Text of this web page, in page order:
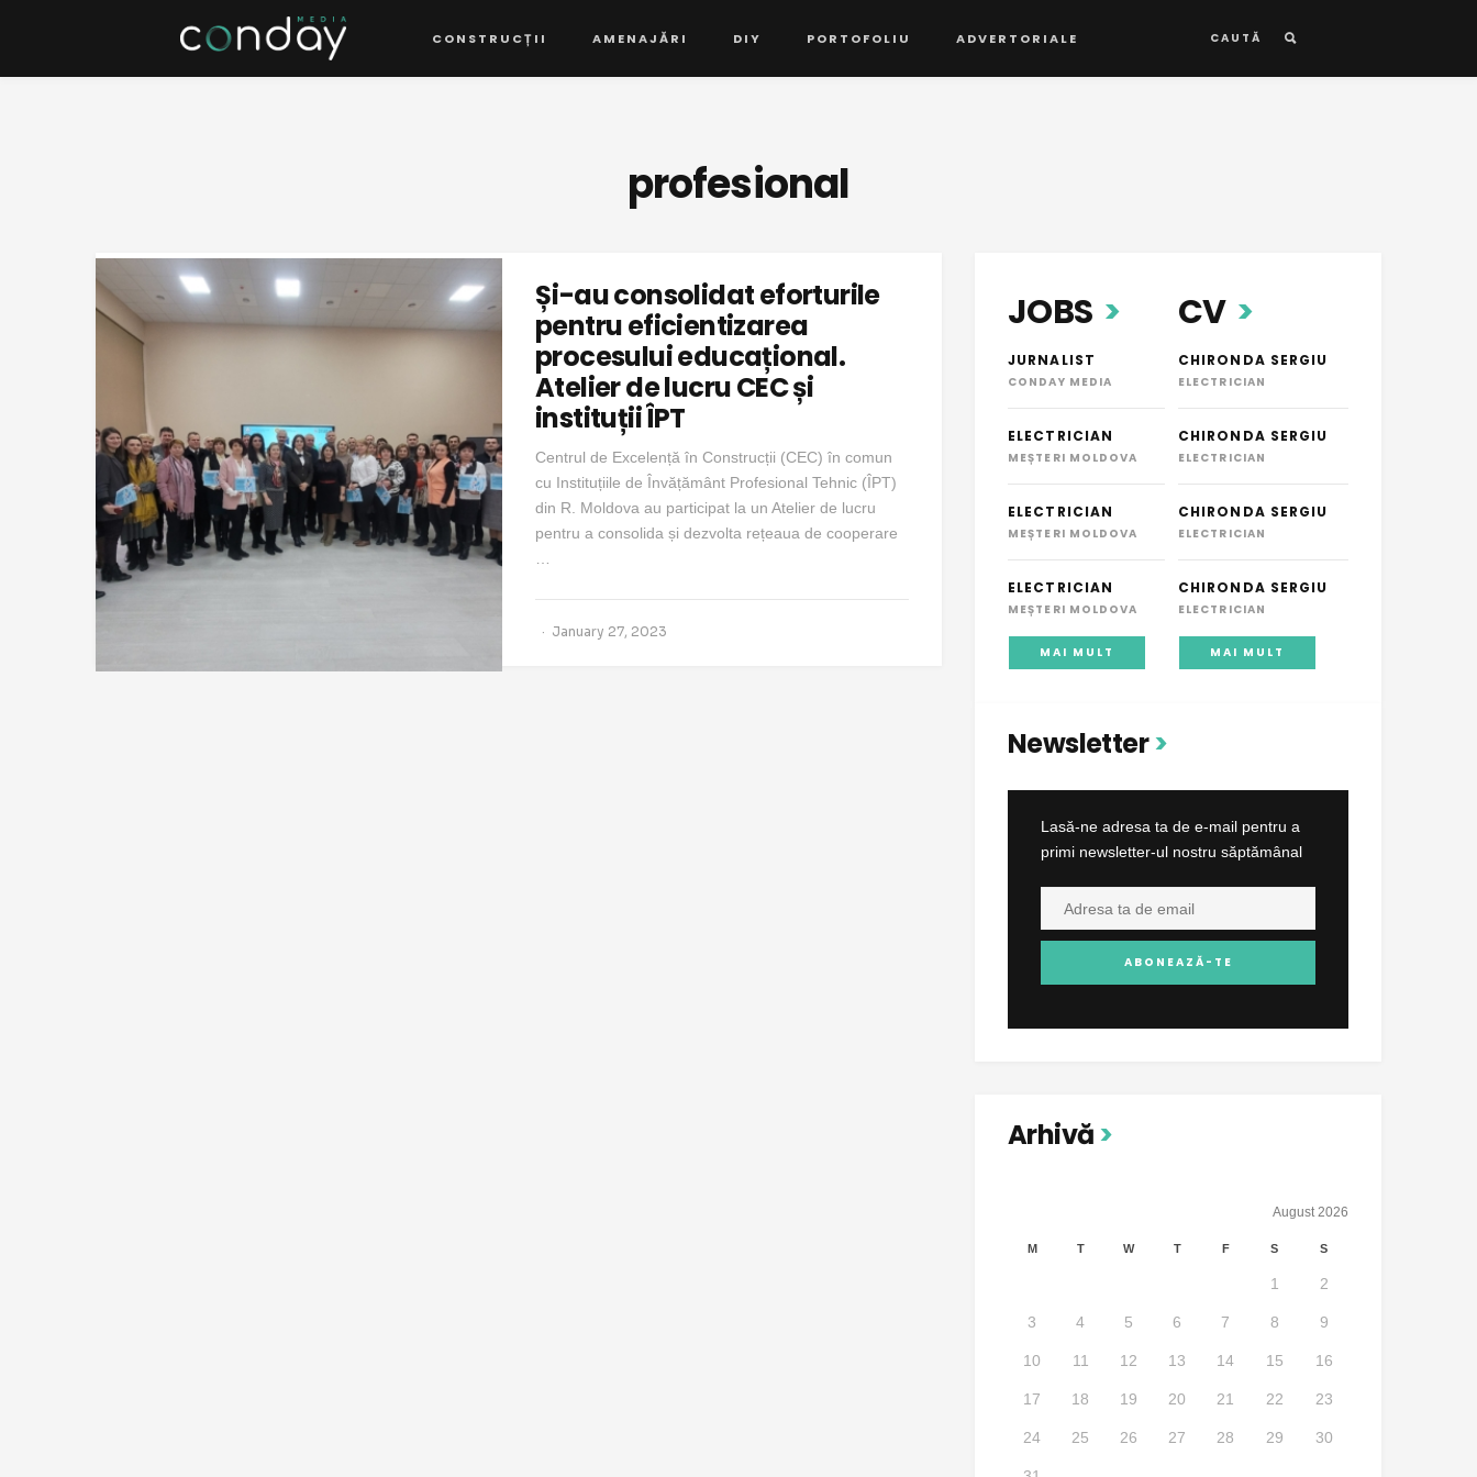
CONSTRUCȚII AMENAJĂRI DIY PORTOFOLIU ADVERTORIALE CAUTĂ
profesional
Și-au consolidat eforturile
pentru eficientizarea
procesului educațional.
Atelier de lucru CEC și
instituții ÎPT
Centrul de Excelență în Construcții (CEC) în comun
cu Instituțiile de Învățământ Profesional Tehnic (ÎPT)
din R. Moldova au participat la un Atelier de lucru
pentru a consolida și dezvolta rețeaua de cooperare
January 27, 2023
JOBS
JURNALIST
CONDAY MEDIA
ELECTRICIAN
MEȘTERI MOLDOVA
ELECTRICIAN
MEȘTERI MOLDOVA
ELECTRICIAN
MEȘTERI MOLDOVA
MAI MULT
CV
CHIRONDA SERGIU
ELECTRICIAN
CHIRONDA SERGIU
ELECTRICIAN
CHIRONDA SERGIU
ELECTRICIAN
CHIRONDA SERGIU
ELECTRICIAN
MAI MULT
Newsletter
Lasă-ne adresa ta de e-mail pentru a
primi newsletter-ul nostru săptămânal
Arhivă
August 2026
M T W T F S S
1 2
3 4 5 6 7 8 9
10 11 12 13 14 15 16
17 18 19 20 21 22 23
24 25 26 27 28 29 30